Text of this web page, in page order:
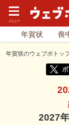
年賀状 喪
年賀状のウェブポトッ
2027